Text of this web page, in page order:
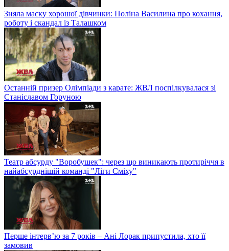
Зняла маску хорошої дівчинки: Поліна Василина про кохання,
роботу і скандал із Талашком
Останній призер Олімпіади з карате: ЖВЛ поспілкувалася зі
Станіславом Горуною
Театр абсурду "Воробушек": через що виникають протиріччя в
найабсурднішій команді "Ліги Сміху"
Перше інтерв’ю за 7 років – Ані Лорак припустила, хто її
замовив